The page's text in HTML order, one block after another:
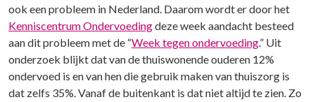
ook een probleem in Nederland. Daarom wordt er door het
Kenniscentrum Ondervoedingdeze week aandacht besteed
aan dit probleem met de “Week tegen ondervoeding.” Uit
onderzoek blijkt dat van de thuiswonende ouderen 12%
ondervoed is en van hen die gebruik maken van thuiszorg is
dat zelfs 35%. Vanaf de buitenkant is dat niet altijd te zien. Zo